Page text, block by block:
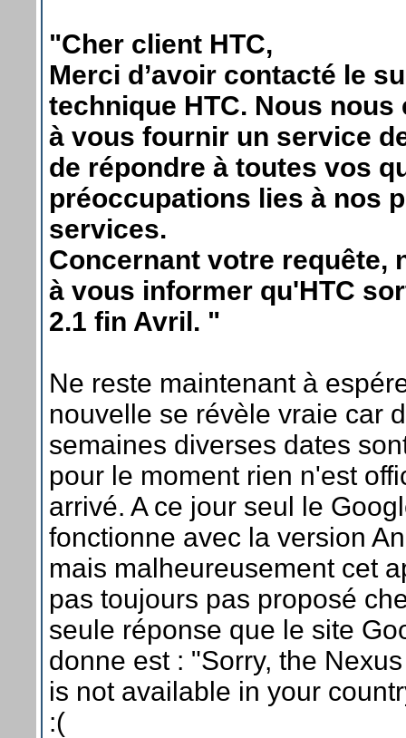
"Cher client HTC,
Merci d’avoir contacté le
technique HTC. Nous nous
à vous fournir un service
de répondre à toutes vos
préoccupations lies à nos
services.
Concernant votre requête,
à vous informer qu'HTC
2.1 fin Avril. "
Ne reste maintenant à
nouvelle se révèle vraie car
semaines diverses dates
pour le moment rien n'est
arrivé. A ce jour seul le
fonctionne avec la version
mais malheureusement cet
pas toujours pas proposé
seule réponse que le site
donne est : "Sorry, the
is not available in your
:(